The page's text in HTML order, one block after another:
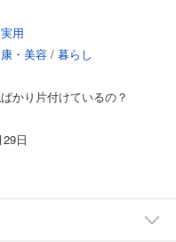
い躾」として育つ。
、理想と現実のギャップに
待を優しく手放すことを覚
心地よさを優先する「自分
た。
用
・美容 / 暮らし
かり片付けているの？
日